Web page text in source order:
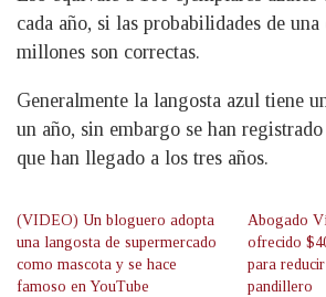
cada año, si las probabilidades de una
millones son correctas.
Generalmente la langosta azul tiene
un año, sin embargo se han
que han llegado a los tres años.
(VIDEO) Un bloguero adopta
una langosta de supermercado
como mascota y se hace
famoso en YouTube
Abogado
ofrecido
para
pandillero